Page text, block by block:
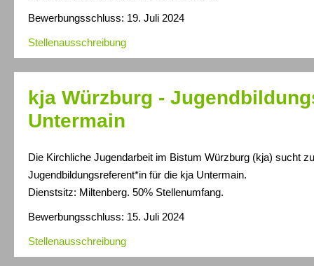
Bewerbungsschluss: 19. Juli 2024
Stellenausschreibung
kja Würzburg -
Untermain
Die Kirchliche Jugendarbeit im Bistum Würzburg (kja) sucht
Jugendbildungsreferent*in für die kja Untermain.
Dienstsitz: Miltenberg. 50% Stellenumfang.
Bewerbungsschluss: 15. Juli 2024
Stellenausschreibung